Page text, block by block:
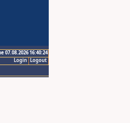
07.08.2026 16:40:24
Logout
Login